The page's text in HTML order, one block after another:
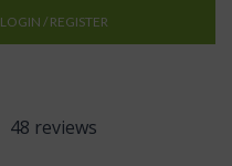
LOGIN / REGISTER
48 reviews